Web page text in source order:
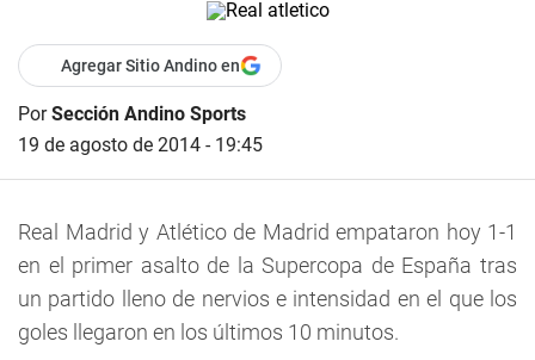
Agregar Sitio Andino en
PorSección Andino Sports
19 de agosto de 2014 - 19:45
Real Madrid y Atlético de Madrid empataron hoy 1-1
en el primer asalto de la Supercopa de España tras
un partido lleno de nervios e intensidad en el que los
goles llegaron en los últimos 10 minutos.